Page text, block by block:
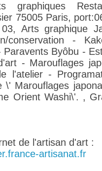
graphiques
75005 Paris,
Arts graphique
conservation -
Byôbu -
- Marouflages
l'atelier -
\' Marouflages
Orient Washi\'. ,
de l'artisan d'art :
artisanat.fr